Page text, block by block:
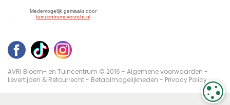
AVRI Bloem- en Tuincentrum © 2016 - Algemene voorwaarden -
Levertijden & Retourrecht- Betaalmogelijkheden - Privacy Policy